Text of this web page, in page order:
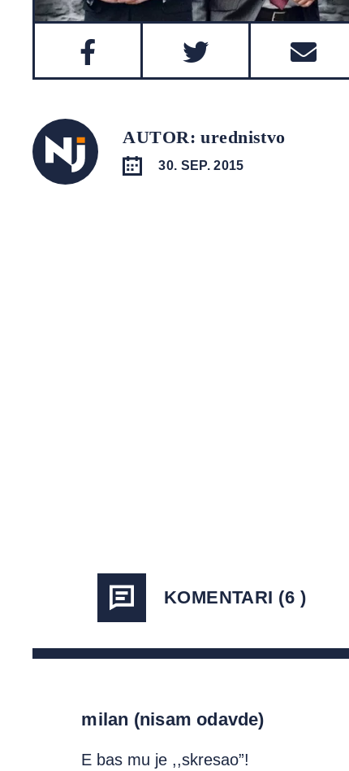
AUTOR: urednistvo
30. SEP. 2015
KOMENTARI (6 )
milan (nisam odavde)
E bas mu je ,,skresao”!